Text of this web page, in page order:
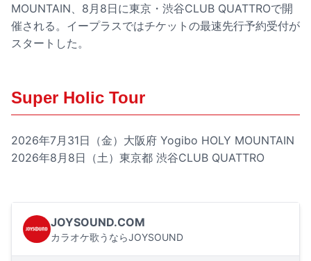
MOUNTAIN、8月8日に東京・渋谷CLUB QUATTROで開
催される。イープラスではチケットの最速先行予約受付が
スタートした。
Super Holic Tour
2026年7月31日（金）大阪府 Yogibo HOLY MOUNTAIN
2026年8月8日（土）東京都 渋谷CLUB QUATTRO
JOYSOUND.COM
カラオケ歌うならJOYSOUND